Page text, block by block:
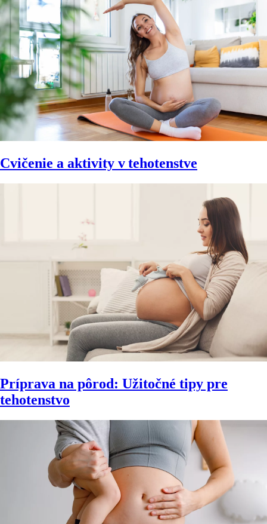
Cvičenie a aktivity v tehotenstve
Príprava na pôrod: Užitočné tipy pre
tehotenstvo